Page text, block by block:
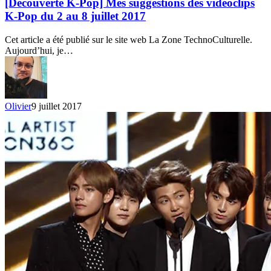
Mes
suggestions
vidéoclips
K-
Pop
du
2
au
8
juillet
2017
[Découverte K-Pop] Mes suggestions des vidéoclips
K-Pop du 2 au 8 juillet 2017
Cet article a été publié sur le site web La Zone TechnoCulturelle.
Aujourd’hui, je…
Olivier9 juillet 2017